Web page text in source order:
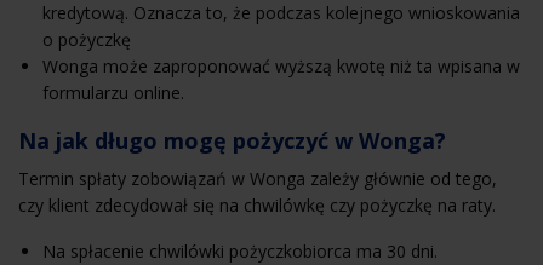
kredytową. Oznacza to, że podczas kolejnego wnioskowania
o pożyczkę
Wonga może zaproponować wyższą kwotę niż ta wpisana w
formularzu online.
Na jak długo mogę pożyczyć w Wonga?
Termin spłaty zobowiązań w Wonga zależy głównie od tego,
czy klient zdecydował się na chwilówkę czy pożyczkę na raty.
Na spłacenie chwilówki pożyczkobiorca ma 30 dni.